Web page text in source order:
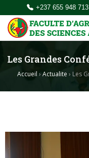
+237 655 948 713
Les Grandes
Accueil › Actualite › Les